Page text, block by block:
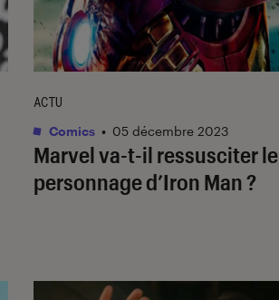
Marvel va-t-il ressusciter le
personnage d’Iron Man?
ACTU
Comics • 05 décembre 2023